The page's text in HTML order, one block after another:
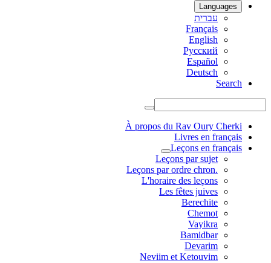
Languages
עברית
Français
English
Русский
Español
Deutsch
Search
À propos du Rav Oury Cherki
Livres en français
Leçons en français
Leçons par sujet
.Leçons par ordre chron
L'horaire des leçons
Les fêtes juives
Berechite
Chemot
Vayikra
Bamidbar
Devarim
Neviim et Ketouvim